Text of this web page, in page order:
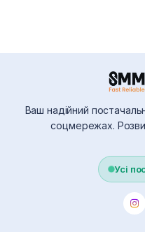
Ваш надійний
соцмережах.
Усі